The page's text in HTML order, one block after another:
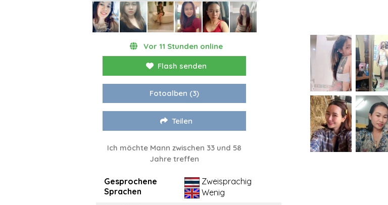
Vor 11 Stunden online
Flash senden
Fotoalben (3)
Teilen
Ich möchte Mann zwischen 33 und 58
Jahre treffen
Gesprochene
Sprachen
Zweisprachig
Wenig